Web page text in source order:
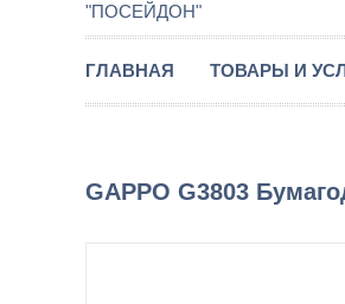
"ПОСЕЙДОН"
ГЛАВНАЯ ТОВАРЫ И
GAPPO G3803